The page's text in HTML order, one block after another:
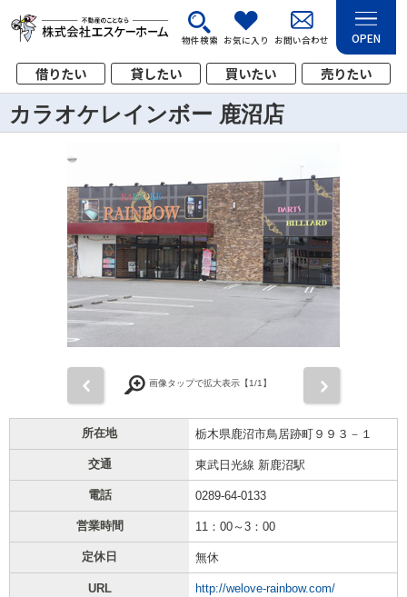
物件検索 お気に入り お問い合わせ OPEN
借りたい 貸したい 買いたい 売りたい
カラオケレインボー 鹿沼店
画像タップで拡大表示【1/1】
所在地 栃木県鹿沼市鳥居跡町９９３－１
交通 東武日光線 新鹿沼駅
電話 0289-64-0133
営業時間 11：00～3：00
定休日 無休
URL http://welove-rainbow.com/